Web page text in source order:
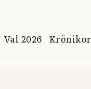
Val 2026 Krönikor